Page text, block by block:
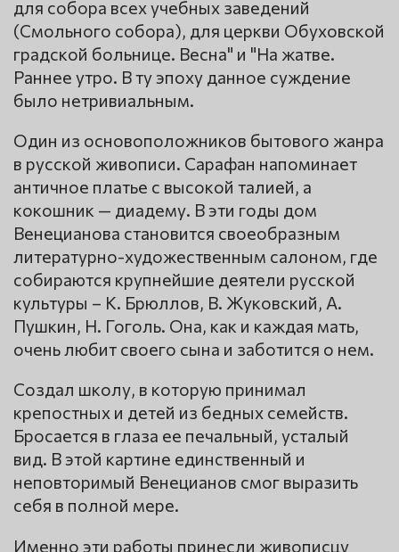
для собора всех учебных заведений
(Смольного собора), для церкви Обуховской
градской больнице. Весна" и "На жатве.
Раннее утро. В ту эпоху данное суждение
было нетривиальным.
Один из основоположников бытового жанра
в русской живописи. Сарафан напоминает
античное платье с высокой талией, а
кокошник — диадему. В эти годы дом
Венецианова становится своеобразным
литературно-художественным салоном, где
собираются крупнейшие деятели русской
культуры – К. Брюллов, В. Жуковский, А.
Пушкин, Н. Гоголь. Она, как и каждая мать,
очень любит своего сына и заботится о нем.
Создал школу, в которую принимал
крепостных и детей из бедных семейств.
Бросается в глаза ее печальный, усталый
вид. В этой картине единственный и
неповторимый Венецианов смог выразить
себя в полной мере.
Именно эти работы принесли живописцу